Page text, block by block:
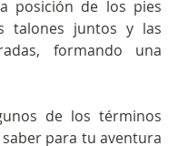
posición de los pies
talones juntos y las
formando una
de los términos
para tu aventura